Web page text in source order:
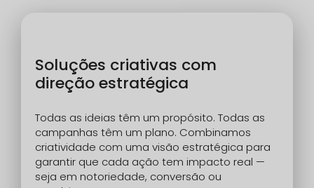
Soluções criativas com
direção estratégica
Todas as ideias têm um propósito. Todas as
campanhas têm um plano. Combinamos
criatividade com uma visão estratégica para
garantir que cada ação tem impacto real —
seja em notoriedade, conversão ou